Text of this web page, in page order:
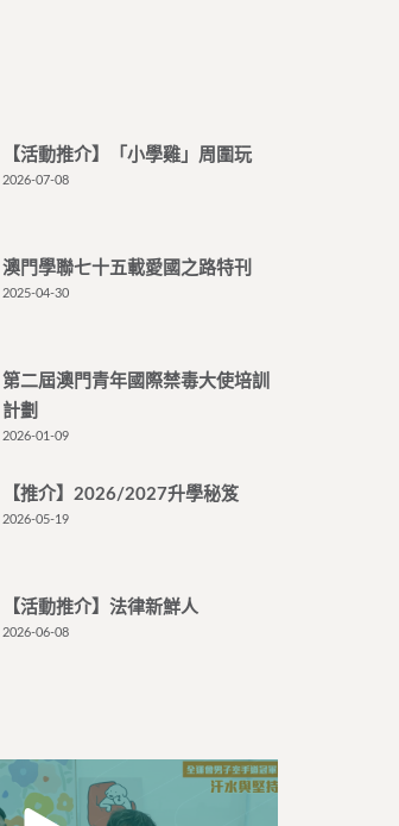
【活動推介】「小學雞」周圍玩
2026-07-08
澳門學聯七十五載愛國之路特刊
2025-04-30
第二屆澳門青年國際禁毒大使培訓
計劃
2026-01-09
【推介】2026/2027升學秘笈
2026-05-19
【活動推介】法律新鮮人
2026-06-08